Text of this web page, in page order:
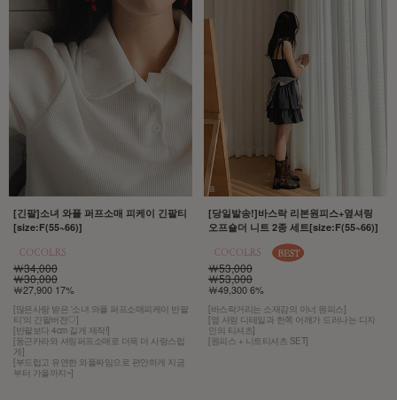
[긴팔]소녀 와플 퍼프소매 피케이 긴팔티
[size:F(55~66)]
￦34,000
￦30,000
￦27,900 17%
[많은사랑 받은 '소녀 와플 퍼프소매피케이 반팔
티'의 긴팔버전♡]
[반팔보다 4cm 길게 제작!]
[둥근카라와 셔링퍼프소매로 더욱 더 사랑스럽
게]
[부드럽고 유연한 와플짜임으로 편안하게 지금
부터 가을까지~]
[당일발송!]바스락 리본원피스+옆셔링
오프숄더 니트 2종 세트[size:F(55~66)]
￦53,000
￦53,000
￦49,300 6%
[바스락거리는 소재감의 이너 원피스]
[옆 셔링 디테일과 한쪽 어깨가 드러나는 디자
인의 티셔츠]
[원피스 + 니트티셔츠 SET]